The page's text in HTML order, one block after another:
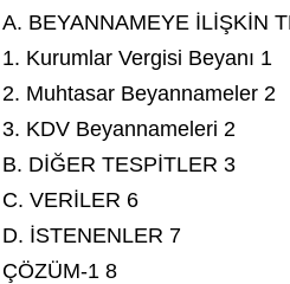
Tüm Vergi Kanunları Muhasebe Kayıt
İndirimli :
A. BEYANNAMEYE İLİŞKİN
1. Kurumlar Vergisi Beyanı 1
2. Muhtasar Beyannameler 2
3. KDV Beyannameleri 2
B. DİĞER TESPİTLER 3
C. VERİLER 6
D. İSTENENLER 7
ÇÖZÜM-1 8